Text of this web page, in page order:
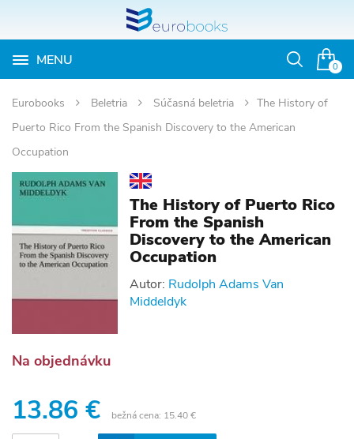
0
MENU
Otvoriť
Eurobooks Beletria Súčasná beletria
The History of
Puerto Rico From the Spanish Discovery to the American
Occupation
The History of Puerto Rico
From the Spanish
Discovery to the American
Occupation
Autor: Rudolph Adams Van
Middeldyk
Na objednávku
13.86 € bežná cena: 15.40 €